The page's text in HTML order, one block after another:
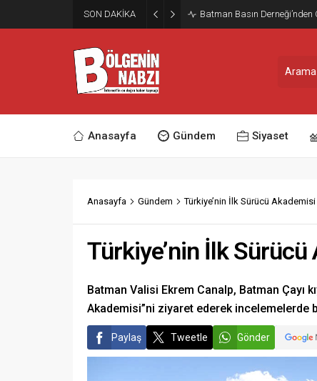
SON DAKİKA Zabıta Ekiplerinden Yol ve
Anasayfa Gündem Siyaset
Anasayfa Gündem Türkiye’nin İlk Sürücü Akademisi
Türkiye’nin İlk Sürücü
Batman Valisi Ekrem Canalp, Batman Çayı
Akademisi”ni ziyaret ederek incelemelerde
Paylaş Tweetle Gönder